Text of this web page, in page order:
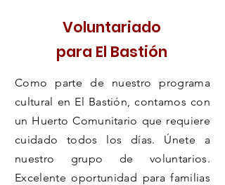
Voluntariado
para El Bastión
Como parte de nuestro programa
cultural en El Bastión, contamos con
un Huerto Comunitario que requiere
cuidado todos los días. Únete a
nuestro grupo de voluntarios.
Excelente oportunidad para familias